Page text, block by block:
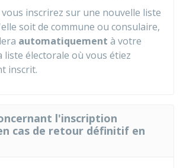
inscrirez sur une nouvelle liste
soit de commune ou consulaire,
automatiquement à votre
liste électorale où vous étiez
inscrit.
l'inscription
cas de retour définitif en